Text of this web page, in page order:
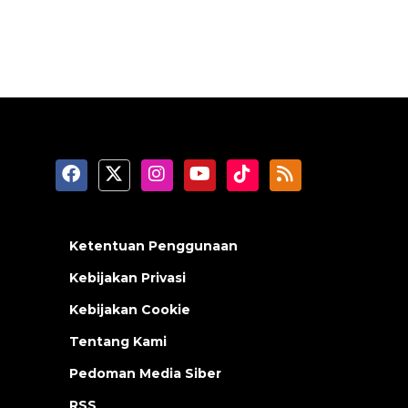
Ketentuan Penggunaan
Kebijakan Privasi
Kebijakan Cookie
Tentang Kami
Pedoman Media Siber